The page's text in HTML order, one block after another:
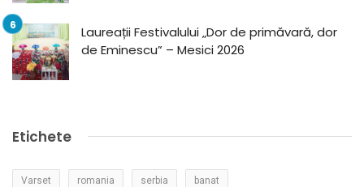
Laureații Festivalului „Dor de primăvară, dor
de Eminescu” – Mesici 2026
Etichete
Varset romania serbia banat